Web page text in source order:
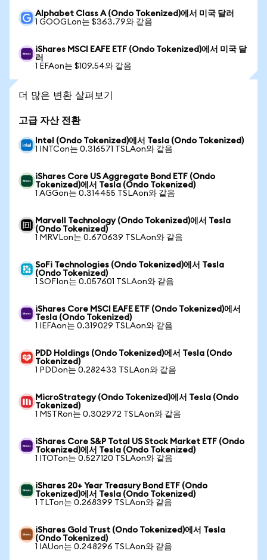
Alphabet Class A (Ondo Tokenized)에서 미국 달러
1 GOOGLon는 $363.79와 같음
iShares MSCI EAFE ETF (Ondo Tokenized)에서 미국 달
러
1 EFAon는 $109.54와 같음
더 많은 변환 살펴보기
고급 자산 전환
Intel (Ondo Tokenized)에서 Tesla (Ondo Tokenized)
1 INTCon는 0.316571 TSLAon와 같음
iShares Core US Aggregate Bond ETF (Ondo
Tokenized)에서 Tesla (Ondo Tokenized)
1 AGGon는 0.314455 TSLAon와 같음
Marvell Technology (Ondo Tokenized)에서 Tesla
(Ondo Tokenized)
1 MRVLon는 0.670639 TSLAon와 같음
SoFi Technologies (Ondo Tokenized)에서 Tesla
(Ondo Tokenized)
1 SOFIon는 0.057601 TSLAon와 같음
iShares Core MSCI EAFE ETF (Ondo Tokenized)에서
Tesla (Ondo Tokenized)
1 IEFAon는 0.319029 TSLAon와 같음
PDD Holdings (Ondo Tokenized)에서 Tesla (Ondo
Tokenized)
1 PDDon는 0.282433 TSLAon와 같음
MicroStrategy (Ondo Tokenized)에서 Tesla (Ondo
Tokenized)
1 MSTRon는 0.302972 TSLAon와 같음
iShares Core S&P Total US Stock Market ETF (Ondo
Tokenized)에서 Tesla (Ondo Tokenized)
1 ITOTon는 0.527120 TSLAon와 같음
iShares 20+ Year Treasury Bond ETF (Ondo
Tokenized)에서 Tesla (Ondo Tokenized)
1 TLTon는 0.268399 TSLAon와 같음
iShares Gold Trust (Ondo Tokenized)에서 Tesla
(Ondo Tokenized)
1 IAUon는 0.248296 TSLAon와 같음